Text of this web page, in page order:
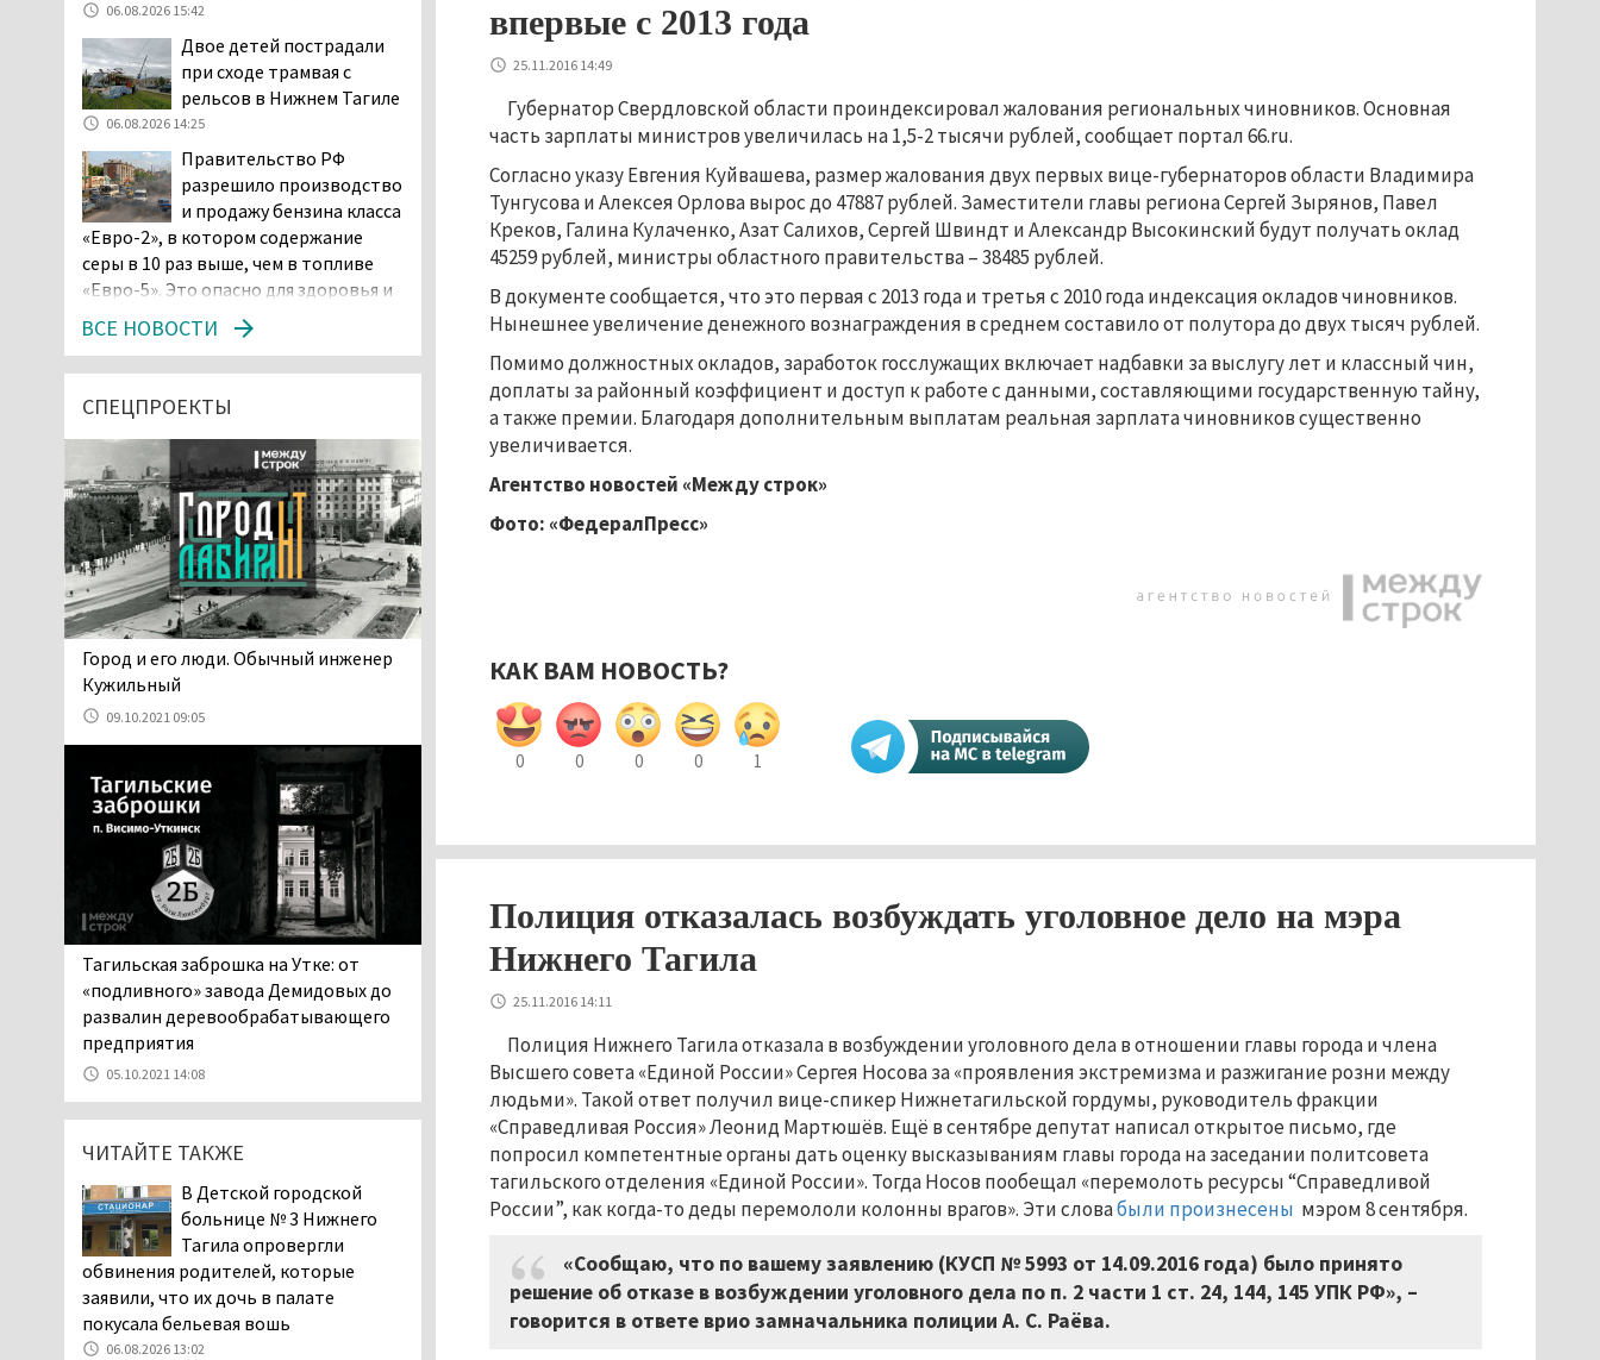
впервые с 2013 года
25.11.2016 14:49
Губернатор Свердловской области проиндексировал жалования региональных чиновников. Основная
часть зарплаты министров увеличилась на 1,5-2 тысячи рублей, сообщает портал 66.ru.
Согласно указу Евгения Куйвашева, размер жалования двух первых вице-губернаторов области Владимира
Тунгусова и Алексея Орлова вырос до 47887 рублей. Заместители главы региона Сергей Зырянов, Павел
Креков, Галина Кулаченко, Азат Салихов, Сергей Швиндт и Александр Высокинский будут получать оклад
45259 рублей, министры областного правительства – 38485 рублей.
В документе сообщается, что это первая с 2013 года и третья с 2010 года индексация окладов чиновников.
Нынешнее увеличение денежного вознаграждения в среднем составило от полутора до двух тысяч рублей.
Помимо должностных окладов, заработок госслужащих включает надбавки за выслугу лет и классный чин,
доплаты за районный коэффициент и доступ к работе с данными, составляющими государственную тайну,
а также премии. Благодаря дополнительным выплатам реальная зарплата чиновников существенно
увеличивается.
Агентство новостей «Между строк»
Фото: «ФедералПресс»
КАК ВАМ НОВОСТЬ?
0 0 0 0 1
Полиция отказалась возбуждать уголовное дело на мэра
Нижнего Тагила
25.11.2016 14:11
Полиция Нижнего Тагила отказала в возбуждении уголовного дела в отношении главы города и члена
Высшего совета «Единой России» Сергея Носова за «проявления экстремизма и разжигание розни между
людьми». Такой ответ получил вице-спикер Нижнетагильской гордумы, руководитель фракции
«Справедливая Россия» Леонид Мартюшёв. Ещё в сентябре депутат написал открытое письмо, где
попросил компетентные органы дать оценку высказываниям главы города на заседании политсовета
тагильского отделения «Единой России». Тогда Носов пообещал «перемолоть ресурсы “Справедливой
России”, как когда-то деды перемололи колонны врагов». Эти словабыли произнесены мэром 8 сентября.
«Сообщаю, что по вашему заявлению (КУСП № 5993 от 14.09.2016 года) было принято
решение об отказе в возбуждении уголовного дела по п. 2 части 1 ст. 24, 144, 145 УПК РФ», –
говорится в ответе врио замначальника полиции А. С. Раёва.
06.08.2026 15:42
Двое детей пострадали
при сходе трамвая с
рельсов в Нижнем Тагиле
06.08.2026 14:25
Правительство РФ
разрешило производство
и продажу бензина класса
«Евро-2», в котором содержание
серы в 10 раз выше, чем в топливе
«Евро-5». Это опасно для здоровья и
повышает износ автомобиля
06.08.2026 13:53
В Детской городской
больнице № 3 Нижнего
обвинения родителей, которые
заявили, что их дочь в палате
покусала бельевая вошь
06.08.2026 13:02
В Нижнем Тагиле на три
дня запретят
электросамокаты
вошь». Родители 10-
пожаловались на кровососущих
паразитов, которые искусали их
ребёнка в детской больнице
Нижнего Тагила
05.08.2026 17:59
Директора уральского
предприятия по
производству дронов
«Упырь» подорвали в автомобиле
под Екатеринбургом
05.08.2026 17:05
Эксперты назвали
рыбы в Свердловской
области
Осуждённый за убийство
тагильского хоккеиста
Александра Чумарина
Самат Хазипов в очередной раз
попал на скамью подсудимых
05.08.2026 15:28
ВСЕ НОВОСТИ
СПЕЦПРОЕКТЫ
​​​​​​​Город и его люди. Обычный инженер
Кужильный
09.10.2021 09:05
Тагильская заброшка на Утке: от
«подливного» завода Демидовых до
развалин деревообрабатывающего
предприятия
05.10.2021 14:08
ЧИТАЙТЕ ТАКЖЕ
В Детской городской
больнице № 3 Нижнего
Тагила опровергли
обвинения родителей, которые
заявили, что их дочь в палате
покусала бельевая вошь
06.08.2026 13:02